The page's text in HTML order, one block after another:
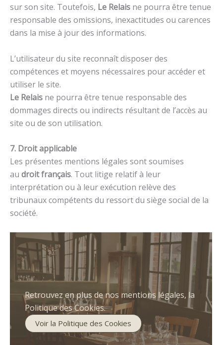
sur son site. Toutefois, Le Relais ne pourra être tenue
responsable des omissions, inexactitudes ou carences
dans la mise à jour des informations.
L’utilisateur du site reconnaît disposer des
compétences et moyens nécessaires pour accéder et
utiliser le site.
Le Relais ne pourra être tenue responsable des
dommages directs ou indirects résultant de l’accès au
site ou de son utilisation.
7. Droit applicable
Les présentes mentions légales sont soumises
au droit français. Tout litige relatif à leur
interprétation ou à leur exécution relève des
tribunaux compétents du ressort du siège social de la
société.
Retrouvez en plus de nos mentions légales, la
Politique des Cookies.
Voir la Politique des Cookies